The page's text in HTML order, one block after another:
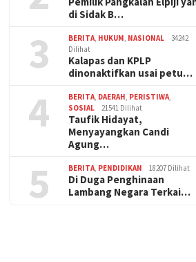
di Sidak B…
3 BERITA, HUKUM, NASIONAL
34242
Dilihat
Kalapas dan KPLP
dinonaktifkan usai petu…
4 BERITA, DAERAH, PERISTIWA,
SOSIAL
21541 Dilihat
Taufik Hidayat,
Menyayangkan Candi
Agung…
5 BERITA, PENDIDIKAN 18207 Dilihat
Di Duga Penghinaan
Lambang Negara Terkai…